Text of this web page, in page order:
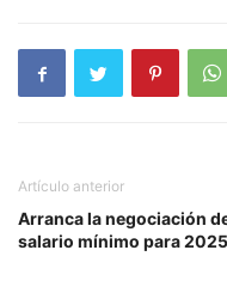
Artículo anterior
Arranca la negociación
salario mínimo para 2025